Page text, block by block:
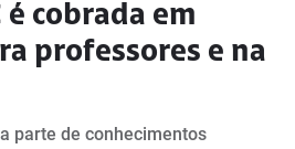
é cobrada em
professores e na
parte de conhecimentos